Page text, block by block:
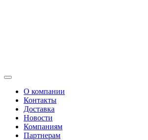
О компании
Контакты
Доставка
Новости
Компаниям
Партнерам